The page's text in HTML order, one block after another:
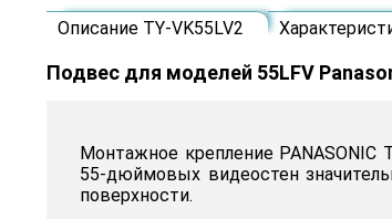
Описание TY-VK55LV2
Подвес для моделей 55LFV
Монтажное крепление
55-дюймовых видеостен
поверхности.